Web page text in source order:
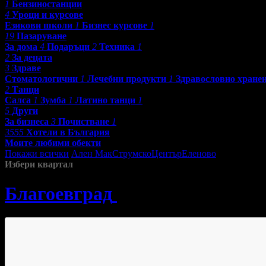
1 Бензиностанции
4 Уроци и курсове
Езикови школи 1 Бизнес курсове 1
19 Пазаруване
За дома 4 Подаръци 2 Техника 1
2 За децата
3 Здраве
Стоматологични 1 Лечебни продукти 1 Здравословно
2 Танци
Салса 1 Зумба 1 Латино танци 1
5 Други
За бизнеса 3 Почистване 1
3555 Хотели в България
Моите любими обекти
Покажи всички Ален МакСтрумскоЦентърЕленово
Избери квартал
Благоевград